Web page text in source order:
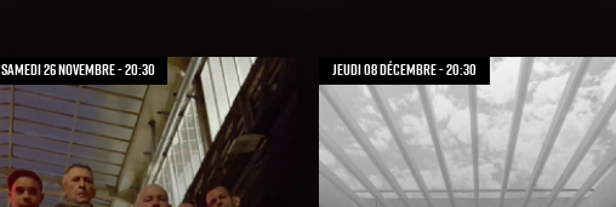
samedi 26 novembre - 20:30 jeudi 08 décembre - 20:30